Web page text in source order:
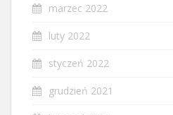
marzec 2022
luty 2022
styczeń 2022
grudzień 2021